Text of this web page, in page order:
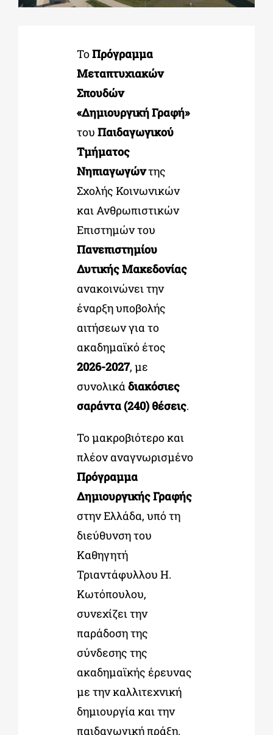
ΕΚΠΑΙΔΕΥΤΙΚΑ ΙΔΡΥΜΑΤΑ
ΠΟΛΙΤΙΣΤΙΚΟΙ ΦΟΡΕΙΣ
ΤοΠρόγραμμα
Μεταπτυχιακών
Σπουδών
«Δημιουργική Γραφή»
του Παιδαγωγικού
Τμήματος
Νηπιαγωγώντης
Σχολής Κοινωνικών
και Ανθρωπιστικών
Επιστημών του
Πανεπιστημίου
Δυτικής Μακεδονίας
ανακοινώνει την
έναρξη υποβολής
αιτήσεων για το
ακαδημαϊκό έτος
2026-2027, με
συνολικά διακόσιες
σαράντα (240) θέσεις.
Το μακροβιότερο και
πλέον αναγνωρισμένο
Πρόγραμμα
Δημιουργικής Γραφής
στην Ελλάδα, υπό τη
διεύθυνση του
Καθηγητή
Τριαντάφυλλου Η.
Κωτόπουλου,
συνεχίζει την
παράδοση της
σύνδεσης της
ακαδημαϊκής έρευνας
με την καλλιτεχνική
δημιουργία και την
παιδαγωγική πράξη.